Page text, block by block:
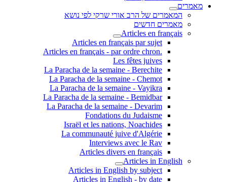
מאמרים
המאמרים של הרב אורי שרקי לפי נושא
מאמרים חדשים
Articles en français
Articles en français par sujet
.Articles en français - par ordre chron
Les fêtes juives
La Paracha de la semaine - Berechite
La Paracha de la semaine - Chemot
La Paracha de la semaine - Vayikra
La Paracha de la semaine - Bemidbar
La Paracha de la semaine - Devarim
Fondations du Judaisme
Israël et les nations, Noachides
La communauté juive d'Algérie
Interviews avec le Rav
Articles divers en français
Articles in English
Articles in English by subject
Articles in English - by date